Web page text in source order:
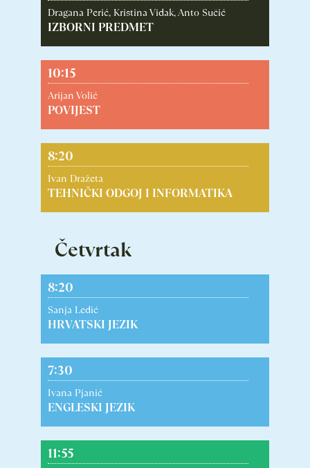
Dragana Perić, Kristina Vidak, Anto Sučić
IZBORNI PREDMET
10:15
Arijan Volić
POVIJEST
8:20
Ivan Dražeta
TEHNIČKI ODGOJ I INFORMATIKA
Četvrtak
8:20
Sanja Ledić
HRVATSKI JEZIK
7:30
Ivana Pjanić
ENGLESKI JEZIK
11:55